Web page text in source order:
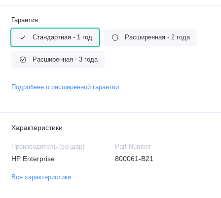
Гарантия
Стандартная - 1 год Расширенная - 2 года
Расширенная - 3 года
Подробнее о расширенной гарантии
Характеристики
Производитель (вендор)
HP Enterprise
Part Number
800061-B21
Все характеристики